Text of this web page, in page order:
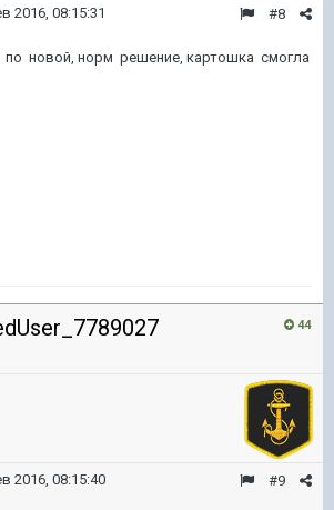
#8
2016, 08:15:31
по новой, норм решение, картошка смогла
44
#9
2016, 08:15:40